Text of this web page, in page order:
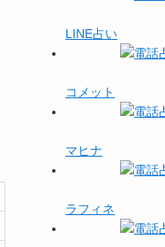
LINE占い
コメット
マヒナ
ラフィネ